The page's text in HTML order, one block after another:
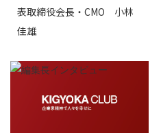
表取締役会長・CMO 小林
佳雄